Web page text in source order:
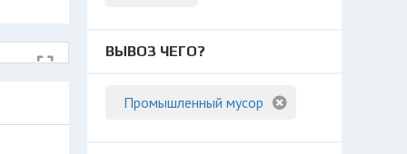
ВЫВОЗ ЧЕГО?
Промышленный мусор